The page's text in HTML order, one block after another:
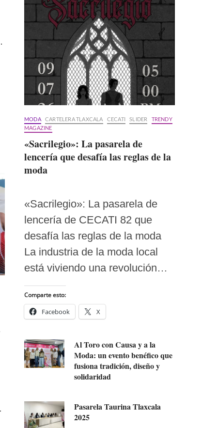
MODA CARTELERA TLAXCALA CECATI SLIDER
TRENDY
MAGAZINE
«Sacrilegio»: La pasarela de
lencería que desafía las reglas de la
moda
«Sacrilegio»: La pasarela de
lencería de CECATI 82 que
desafía las reglas de la moda
La industria de la moda local
está viviendo una revolución…
Comparte esto:
Facebook X
Al Toro con Causa y a la
Moda: un evento benéfico que
fusiona tradición, diseño y
solidaridad
Pasarela Taurina Tlaxcala
2025